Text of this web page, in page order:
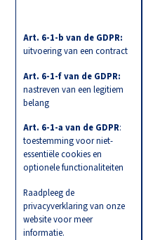
Art. 6-1-b van de GDPR:
uitvoering van een contract
Art. 6-1-f van de GDPR:
nastreven van een legitiem
belang
Art. 6-1-a van de GDPR:
toestemming voor niet-
essentiële cookies en
optionele functionaliteiten
Raadpleeg de
privacyverklaring van onze
website voor meer
informatie.